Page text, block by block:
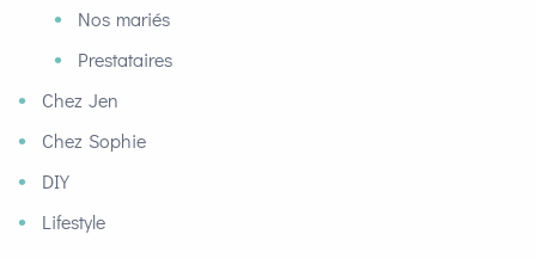
Nos mariés
Prestataires
Chez Jen
Chez Sophie
DIY
Lifestyle